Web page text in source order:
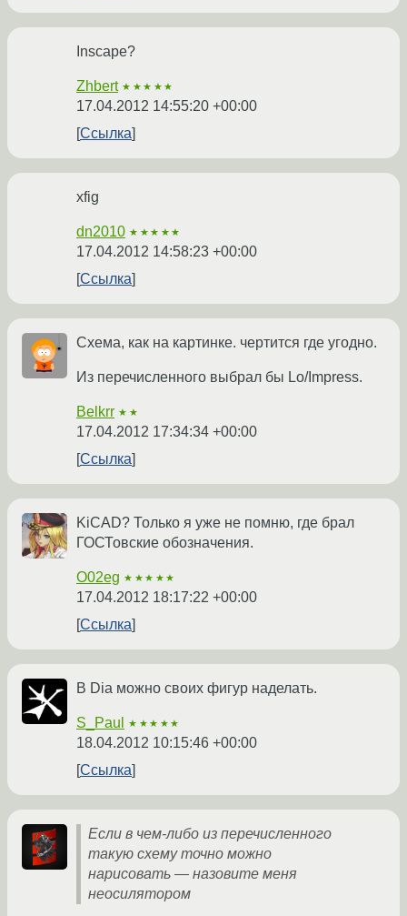
Insсape?
Zhbert ★★★★★
17.04.2012 14:55:20 +00:00
Ссылка
xfig
dn2010 ★★★★★
17.04.2012 14:58:23 +00:00
Ссылка
Схема, как на картинке. чертится где угодно.
Из перечисленного выбрал бы Lo/Impress.
Belkrr ★★
17.04.2012 17:34:34 +00:00
Ссылка
KiCAD? Только я уже не помню, где брал
ГОСТовские обозначения.
O02eg ★★★★★
17.04.2012 18:17:22 +00:00
Ссылка
В Dia можно своих фигур наделать.
S_Paul ★★★★★
18.04.2012 10:15:46 +00:00
Ссылка
Если в чем-либо из перечисленного
такую схему точно можно
нарисовать — назовите меня
неосилятором